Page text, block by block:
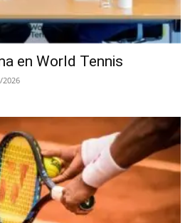
en World Tennis
2026